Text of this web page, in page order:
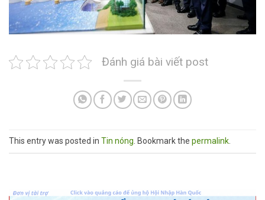
Đánh giá bài viết post
This entry was posted in Tin nóng. Bookmark the permalink.